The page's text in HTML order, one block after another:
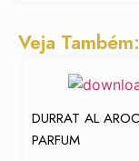
Veja Também:
DURRAT AL
PARFUM